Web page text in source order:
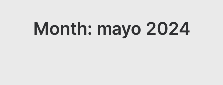
RESERVAS
Month: mayo 2024